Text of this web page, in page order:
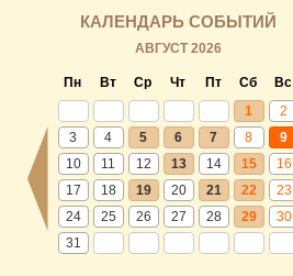
КАЛЕНДАРЬ СОБЫТИЙ
АВГУСТ 2026
Пн Вт Ср Чт Пт Сб
Вс
1
2
3
4 5 6 7 8
9
10
11 12 13 14 15
16
17
18 19 20 21 22
23
24
25 26 27 28 29
30
31